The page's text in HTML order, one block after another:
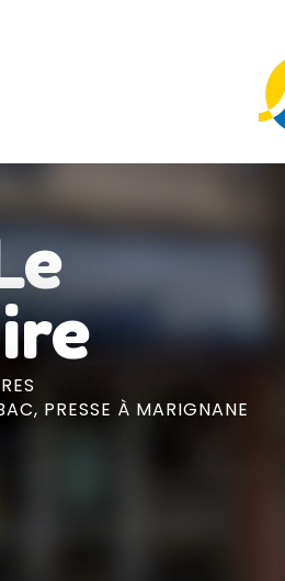
PRESSE À MARIGNANE